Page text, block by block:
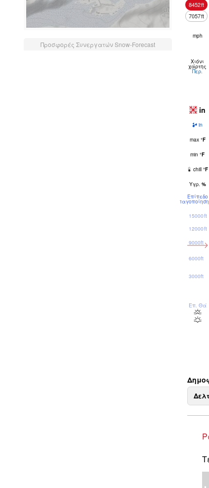
Προσφορές Συνεργατών Snow-Forecast
8452ft
7057ft
mph
Χιόνι
χάρτης
Περ.
in
in
max °F
min °F
chill °F
Υγρ. %
Επίπεδο
Επ. Θάλ
3000ft
6000ft
9000ft
12000ft
15000ft